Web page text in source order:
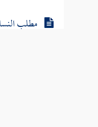
مطلب